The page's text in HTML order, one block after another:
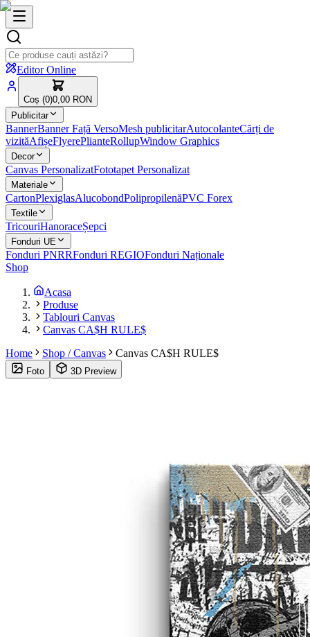
Editor Online
Coș (0)0,00 RON
Publicitar
BannerBanner Față VersoMesh publicitarAutocolanteCărți de
vizităAfișeFlyerePlianteRollupWindow Graphics
Decor
Canvas PersonalizatFototapet Personalizat
Materiale
CartonPlexiglasAlucobondPolipropilenăPVC Forex
Textile
TricouriHanoraceȘepci
Fonduri UE
Fonduri PNRRFonduri REGIOFonduri Naționale
Shop
Acasa
Produse
Tablouri Canvas
Canvas CA$H RULE$
Home
Shop / Canvas Canvas CA$H RULE$
Foto 3D Preview